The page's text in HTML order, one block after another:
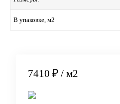
В упаковке, м2
7410 ₽ / м2